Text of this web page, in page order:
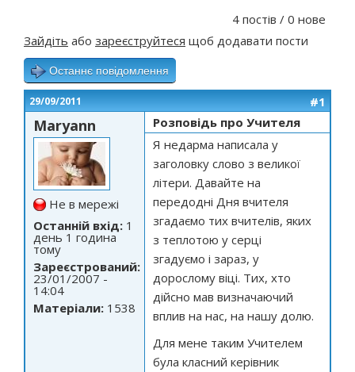
4 постів / 0 нове
Зайдіть або зареєструйтеся щоб додавати пости
Останнє повідомлення
29/09/2011 #1
Maryann
Не в мережі
Останній вхід: 1
день 1 година
тому
Зареєстрований:
23/01/2007 -
14:04
Матеріали: 1538
Розповідь про Учителя
Я недарма написала у
заголовку слово з великої
літери. Давайте на
передодні Дня вчителя
згадаємо тих вчителів, яких
з теплотою у серці
згадуємо і зараз, у
дорослому віці. Тих, хто
дійсно мав визначаючий
вплив на нас, на нашу долю.
Для мене таким Учителем
була класний керівник